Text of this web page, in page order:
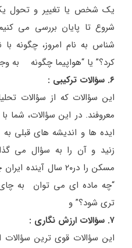
یک شخص یا تغییر و تحول
شروع تا پایان بررسی می
شناس به نام امروز، چگونه با
کرد؟” یا “هواپیما چگونه به
۶. سؤالات ترکیبی :
این سؤالات که از سؤالات
معروفند. در این سؤالات، شما
ایده ها و اندیشه های قبلی
زنید و آن را به سؤال می
مسکن را در۲۰ سال
“چه ماده ای می توان به
تری شود؟” و
۷. سؤالات ارزش نگاری :
این سؤالات قوی ترین سؤالات